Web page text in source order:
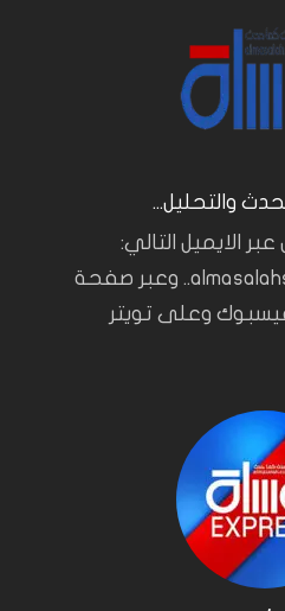
والتحليل...
الايميل التالي:
almasalahsources@gmail.com.. وعبر صفحة
وعلى تويتر